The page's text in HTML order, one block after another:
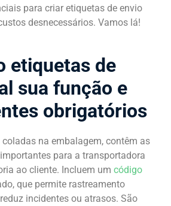
para criar etiquetas de envio
desnecessários. Vamos lá!
etiquetas de
sua função e
obrigatórios
coladas na embalagem, contêm as
para a transportadora
ao cliente. Incluem um código
que permite rastreamento
incidentes ou atrasos. São